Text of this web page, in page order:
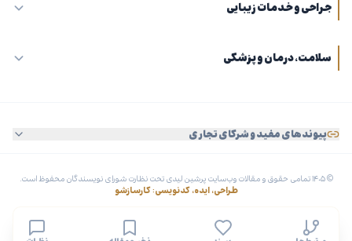
جراحی و خدمات زیبایی
سلامت، درمان و پزشکی
پیوندهای مفید و شرکای تجاری
© ۱۴۰۵ تمامی حقوق و مقالات وب‌سایت پرشین لیدی تحت نظارت شورای نویسندگان محفوظ است.
طراحی، ایده، کدنویسی: کارسازشو